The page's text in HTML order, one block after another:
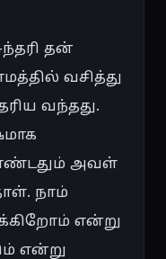
தன்
வசித்து
வந்தது.
அவள்
நாம்
என்று
என்று